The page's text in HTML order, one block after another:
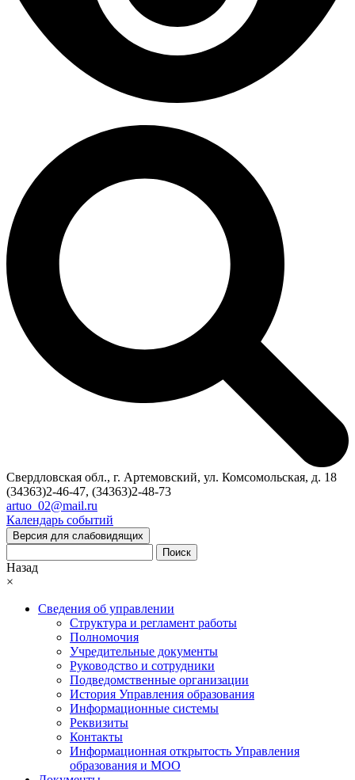
Свердловская обл., г. Артемовский, ул. Комсомольская, д. 18
(34363)2-46-47, (34363)2-48-73
artuo_02@mail.ru
Календарь событий
Версия для слабовидящих
Поиск
Назад
×
Сведения об управлении
Структура и регламент работы
Полномочия
Учредительные документы
Руководство и сотрудники
Подведомственные организации
История Управления образования
Информационные системы
Реквизиты
Контакты
Информационная открытость Управления
образования и МОО